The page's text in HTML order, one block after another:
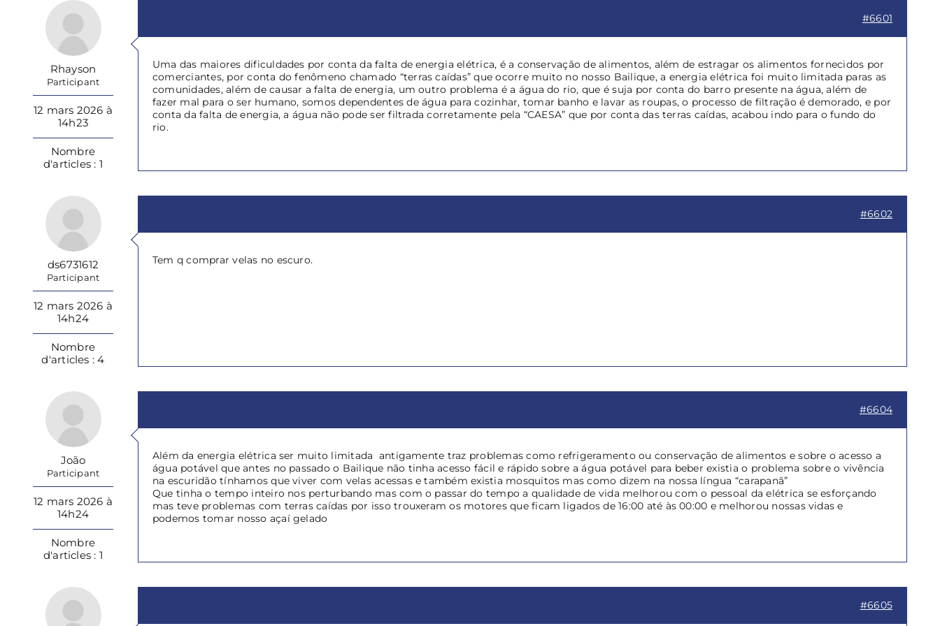
Rhayson
Participant
12 mars 2026 à
14h23
Nombre
d'articles : 1
#6601
Uma das maiores dificuldades por conta da falta de energia elétrica, é a conservação de alimentos, além de estragar os alimentos fornecidos por
comerciantes, por conta do fenômeno chamado “terras caídas” que ocorre muito no nosso Bailique, a energia elétrica foi muito limitada paras as
comunidades, além de causar a falta de energia, um outro problema é a água do rio, que é suja por conta do barro presente na água, além de
fazer mal para o ser humano, somos dependentes de água para cozinhar, tomar banho e lavar as roupas, o processo de filtração é demorado, e por
conta da falta de energia, a água não pode ser filtrada corretamente pela “CAESA” que por conta das terras caídas, acabou indo para o fundo do
rio.
ds6731612
Participant
12 mars 2026 à
14h24
Nombre
d'articles : 4
#6602
Tem q comprar velas no escuro.
João
Participant
12 mars 2026 à
14h24
Nombre
d'articles : 1
#6604
Além da energia elétrica ser muito limitada antigamente traz problemas como refrigeramento ou conservação de alimentos e sobre o acesso a
água potável que antes no passado o Bailique não tinha acesso fácil e rápido sobre a água potável para beber existia o problema sobre o vivência
na escuridão tínhamos que viver com velas acessas e também existia mosquitos mas como dizem na nossa língua “carapanã”
Que tinha o tempo inteiro nos perturbando mas com o passar do tempo a qualidade de vida melhorou com o pessoal da elétrica se esforçando
mas teve problemas com terras caídas por isso trouxeram os motores que ficam ligados de 16:00 até às 00:00 e melhorou nossas vidas e
podemos tomar nosso açaí gelado
#6605